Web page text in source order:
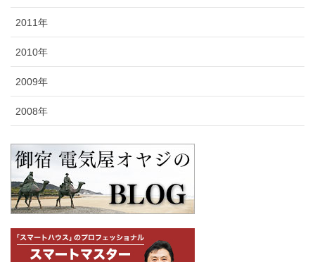
2011年
2010年
2009年
2008年